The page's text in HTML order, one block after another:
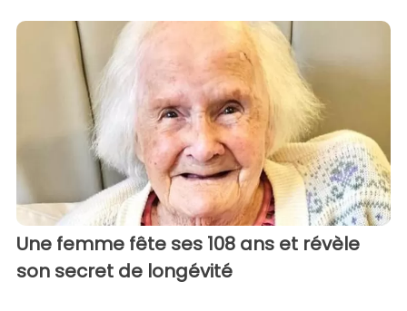
Une femme fête ses 108 ans et révèle
son secret de longévité